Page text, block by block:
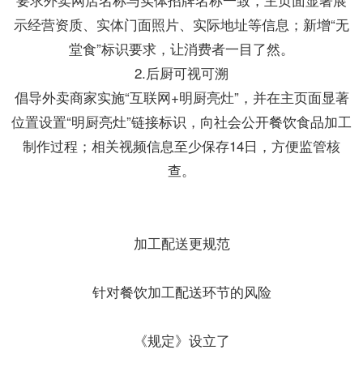
示经营资质、实体门面照片、实际地址等信息；新增“无
堂食”标识要求，让消费者一目了然。
2.后厨可视可溯
倡导外卖商家实施“互联网+明厨亮灶”，并在主页面显著
位置设置“明厨亮灶”链接标识，向社会公开餐饮食品加工
制作过程；相关视频信息至少保存14日，方便监管核
查。
加工配送更规范
针对餐饮加工配送环节的风险
《规定》设立了